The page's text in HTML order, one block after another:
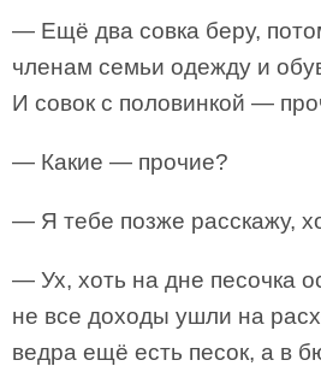
— Ещё два совка беру,
членам семьи одежду и
И совок с половинкой —
— Какие — прочие?
— Я тебе позже расскажу,
— Ух, хоть на дне песочка
не все доходы ушли на
ведра ещё есть песок, а в